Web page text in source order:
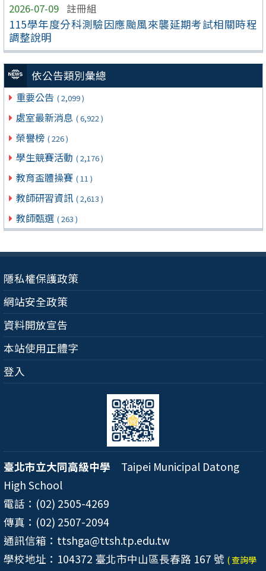
2026-07-09 註冊組
115學年度分科測驗因應颱風來襲延期考試相關時程
調整說明
依公告類別彙總
重要公告 ( 2,099 )
處室最新消息 ( 6,922 )
榮譽榜 ( 226 )
學生競賽活動 ( 2,176 )
教育盃體操賽 ( 11 )
教師研習資訊 ( 2,613 )
教師甄選 ( 263 )
隱私權保護政策
網站安全政策
資料開放宣告
本站使用正體字
登入
臺北市立大同高級中學 Taipei Municipal Datong
High School
電話：(02) 2505-4269
傳真：(02) 2507-2094
通訊信箱：ttshga@ttsh.tp.edu.tw
學校地址：104372 臺北市中山區長春路 167 號 ( 查詢學